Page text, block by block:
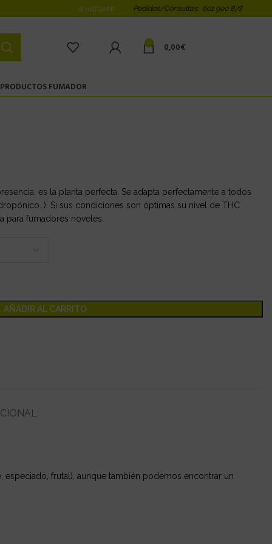
WHATSAPP Pedidos/Consultas: 601 900 878
0 0,00€
PRODUCTOS FUMADOR
es la planta perfecta. Se adapta perfectamente a todos
Si sus condiciones son óptimas su nivel de THC
fumadores noveles.
AÑADIR AL CARRITO
frutal), aunque también podemos encontrar un